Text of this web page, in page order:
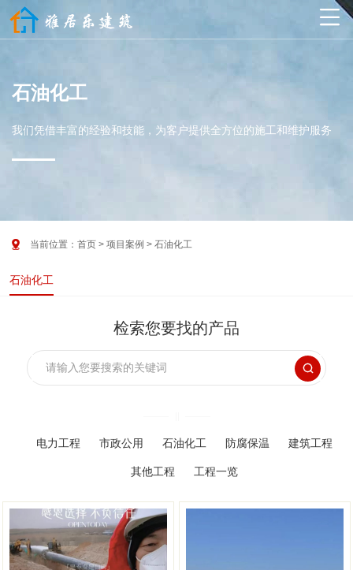

石油化工
我们凭借丰富的经验和技能，为客户提供全方位的施工和维护服务
石油化工
 当前位置： 首页 > 项目案例 > 石油化工
检索您要找的产品

电力工程 市政公用 石油化工 防腐保温 建筑工程
其他工程 工程一览